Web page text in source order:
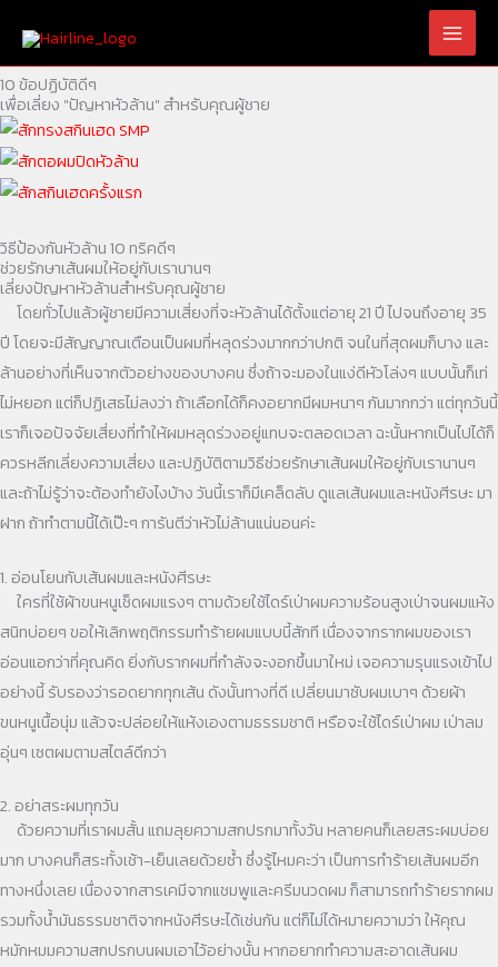
content
10 ข้อปฏิบัติดีๆ
เพื่อเลี่ยง "ปัญหาหัวล้าน" สำหรับคุณผู้ชาย
วิธีป้องกันหัวล้าน 10 ทริคดีๆ
ช่วยรักษาเส้นผมให้อยู่กับเรานานๆ
เลี่ยงปัญหาหัวล้านสำหรับคุณผู้ชาย
โดยทั่วไปแล้วผู้ชายมีความเสี่ยงที่จะหัวล้านได้ตั้งแต่อายุ 21 ปี ไปจนถึงอายุ 35
ปี โดยจะมีสัญญาณเตือนเป็นผมที่หลุดร่วงมากกว่าปกติ จนในที่สุดผมก็บาง และ
ล้านอย่างที่เห็นจากตัวอย่างของบางคน ซึ่งถ้าจะมองในแง่ดีหัวโล่งๆ แบบนั้นก็เท่
ไม่หยอก แต่ก็ปฏิเสธไม่ลงว่า ถ้าเลือกได้ก็คงอยากมีผมหนาๆ กันมากกว่า แต่ทุกวันนี้
เราก็เจอปัจจัยเสี่ยงที่ทำให้ผมหลุดร่วงอยู่แทบจะตลอดเวลา ฉะนั้นหากเป็นไปได้ก็
ควรหลีกเลี่ยงความเสี่ยง และปฏิบัติตามวิธีช่วยรักษาเส้นผมให้อยู่กับเรานานๆ
และถ้าไม่รู้ว่าจะต้องทำยังไงบ้าง วันนี้เราก็มีเคล็ดลับ ดูแลเส้นผมและหนังศีรษะ มา
ฝาก ถ้าทำตามนี้ได้เป๊ะๆ การันตีว่าหัวไม่ล้านแน่นอนค่ะ
1. อ่อนโยนกับเส้นผมและหนังศีรษะ
ใครที่ใช้ผ้าขนหนูเช็ดผมแรงๆ ตามด้วยใช้ไดร์เป่าผมความร้อนสูงเป่าจนผมแห้ง
สนิทบ่อยๆ ขอให้เลิกพฤติกรรมทำร้ายผมแบบนี้สักที เนื่องจากรากผมของเรา
อ่อนแอกว่าที่คุณคิด ยิ่งกับรากผมที่กำลังจะงอกขึ้นมาใหม่ เจอความรุนแรงเข้าไป
อย่างนี้ รับรองว่ารอดยากทุกเส้น ดังนั้นทางที่ดี เปลี่ยนมาซับผมเบาๆ ด้วยผ้า
ขนหนูเนื้อนุ่ม แล้วจะปล่อยให้แห้งเองตามธรรมชาติ หรือจะใช้ไดร์เป่าผม เป่าลม
อุ่นๆ เซตผมตามสไตล์ดีกว่า
2. อย่าสระผมทุกวัน
ด้วยความที่เราผมสั้น แถมลุยความสกปรกมาทั้งวัน หลายคนก็เลยสระผมบ่อย
มาก บางคนก็สระทั้งเช้า-เย็นเลยด้วยซ้ำ ซึ่งรู้ไหมคะว่า เป็นการทำร้ายเส้นผมอีก
ทางหนึ่งเลย เนื่องจากสารเคมีจากแชมพูและครีมนวดผม ก็สามารถทำร้ายรากผม
รวมทั้งน้ำมันธรรมชาติจากหนังศีรษะได้เช่นกัน แต่ก็ไม่ได้หมายความว่า ให้คุณ
หมักหมมความสกปรกบนผมเอาไว้อย่างนั้น หากอยากทำความสะอาดเส้นผม